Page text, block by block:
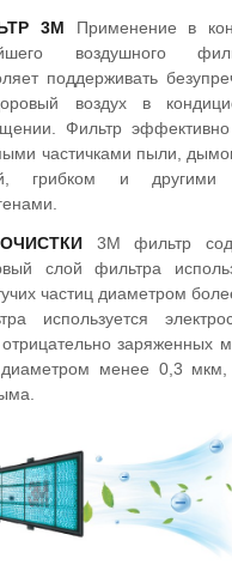
3М Применение в
воздушного
поддерживать
воздух в
Фильтр
частичками пыли,
грибком и другими
3М фильтр
слой фильтра
частиц диаметром
используется
заряженных
менее 0,3 мкм,